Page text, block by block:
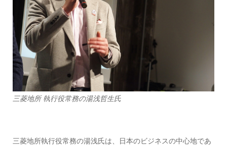
三菱地所 執行役常務の湯浅哲生氏
三菱地所執行役常務の湯浅氏は、日本のビジネスの中心地であ